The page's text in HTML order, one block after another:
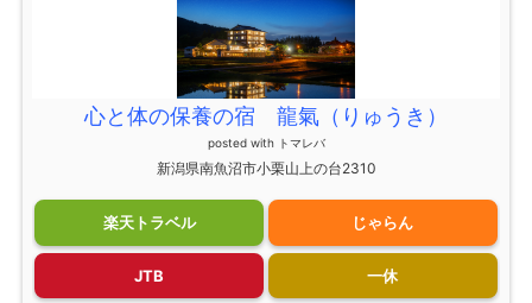
心と体の保養の宿 龍氣（りゅうき）
posted with トマレバ
新潟県南魚沼市小栗山上の台2310
楽天トラベル じゃらん
JTB 一休